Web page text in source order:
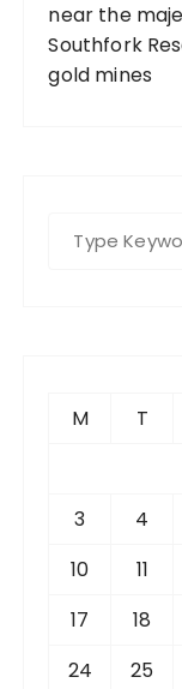
near the
Southfork
gold mines
M T
3
4
10
11
17
18
24
25